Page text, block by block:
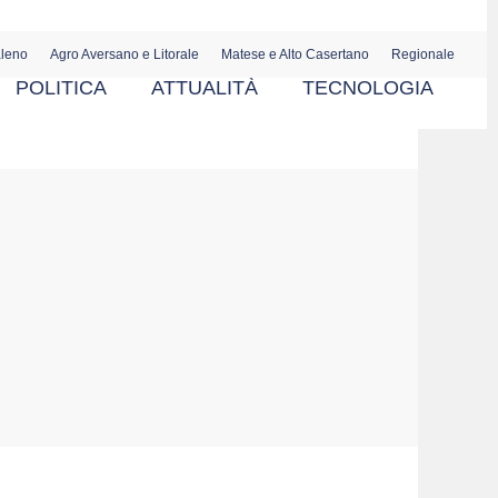
Agro Aversano e Litorale Matese e Alto Casertano Regionale
POLITICA ATTUALITÀ TECNOLOGIA